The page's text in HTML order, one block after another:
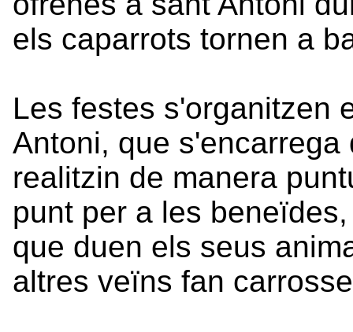
els caparrots tornen a
Les festes s'organitzen
Antoni, que
realitzin de manera
punt per a les
que duen els seus
altres veïns fan